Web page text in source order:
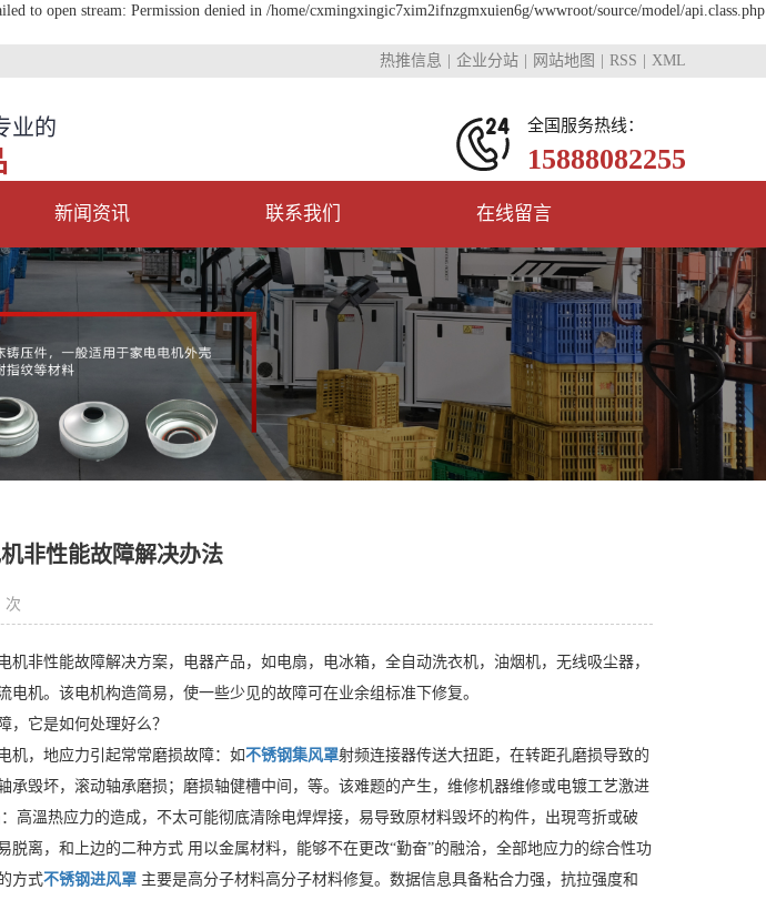
to open stream: Permission denied in /home/cxmingxingic7xim2ifnzgmxuien6g/wwwroot/source/model/api.class.php
热推信息 企业分站 网站地图 RSS XML
业的 全国服务热线：
15888082255
新闻资讯
公司动态
行业新闻
常见问答
联系我们
联系我们
在线留言
非性能故障解决办法
次
机非性能故障解决方案，电器产品，如电扇，电冰箱，全自动洗衣机，油烟机，无线吸尘器，
电机。该电机构造简易，使一些少见的故障可在业余组标准下修复。
，它是如何处理好么？
机，地应力引起常常磨损故障：如不锈钢集风罩射频连接器传送大扭距，在转距孔磨损导致的
承毁坏，滚动轴承磨损；磨损轴健槽中间，等。该难题的产生，维修机器维修或电镀工艺激进
高溫热应力的造成，不太可能彻底清除电焊焊接，易导致原材料毁坏的构件，出現弯折或破
脱离，和上边的二种方式 用以金属材料，能够不在更改“勤奋”的融洽，全部地应力的综合性功
方式不锈钢进风罩主要是高分子材料高分子材料修复。数据信息具备粘合力强，抗拉强度和